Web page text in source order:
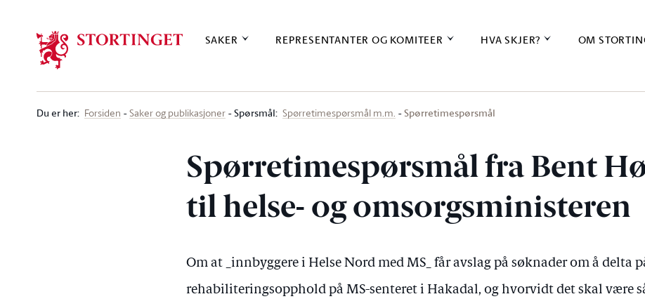
SAKER REPRESENTANTER OG KOMITEER HVA SKJER? OM
Du er her: Forsiden Saker og publikasjoner Spørsmål: Spørretimespørsmål m.m. Spørretimespørsmål
Spørretimespørsmål fra Bent
til helse- og omsorgsministeren
Om at _innbyggere i Helse Nord med MS_ får avslag på søknader om å delta
rehabiliteringsopphold på MS-senteret i Hakadal, og hvorvidt det skal være